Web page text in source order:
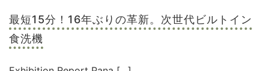
最短15分！16年ぶりの革新。次世代ビルトイン
食洗機